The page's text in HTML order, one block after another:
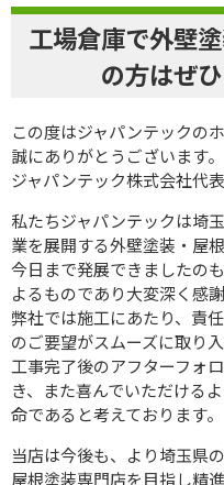
工場倉庫で外壁
の方はぜ
この度はジャパンテックの
誠にありがとうございます。
ジャパンテック株式会社代
私たちジャパンテックは埼
業を展開する外壁塗装・屋
今日まで発展できましたの
よるものであり大変深く感
弊社では施工にあたり、責
のご要望がスムーズに取り
工事完了後のアフターフォ
き、また喜んでいただける
命であると考えております。
当店は今後も、より埼玉県
屋根塗装専門店を目指し精